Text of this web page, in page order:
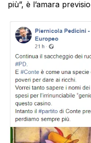
più”, è l’amara